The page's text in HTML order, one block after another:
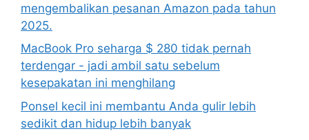
mengembalikan pesanan Amazon pada tahun
2025.
MacBook Pro seharga $ 280 tidak pernah
terdengar - jadi ambil satu sebelum
kesepakatan ini menghilang
Ponsel kecil ini membantu Anda gulir lebih
sedikit dan hidup lebih banyak